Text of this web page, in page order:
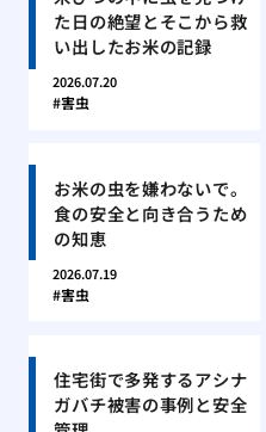
た日の絶望とそこから救
い出したお米の記録
2026.07.20
害虫
お米の虫を嫌わないで。
食の安全と向き合うため
の知恵
2026.07.19
害虫
住宅街で多発するアシナ
ガバチ被害の事例と安全